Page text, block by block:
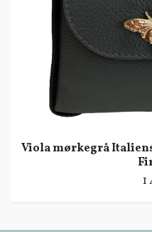
Viola mørkegrå
1